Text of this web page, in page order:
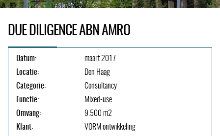
DUE DILIGENCE ABN AMRO
Datum:
maart 2017
Locatie:
Den Haag
Categorie:
Consultancy
Functie:
Mixed-use
Omvang:
9.500 m2
Klant:
VORM ontwikkeling